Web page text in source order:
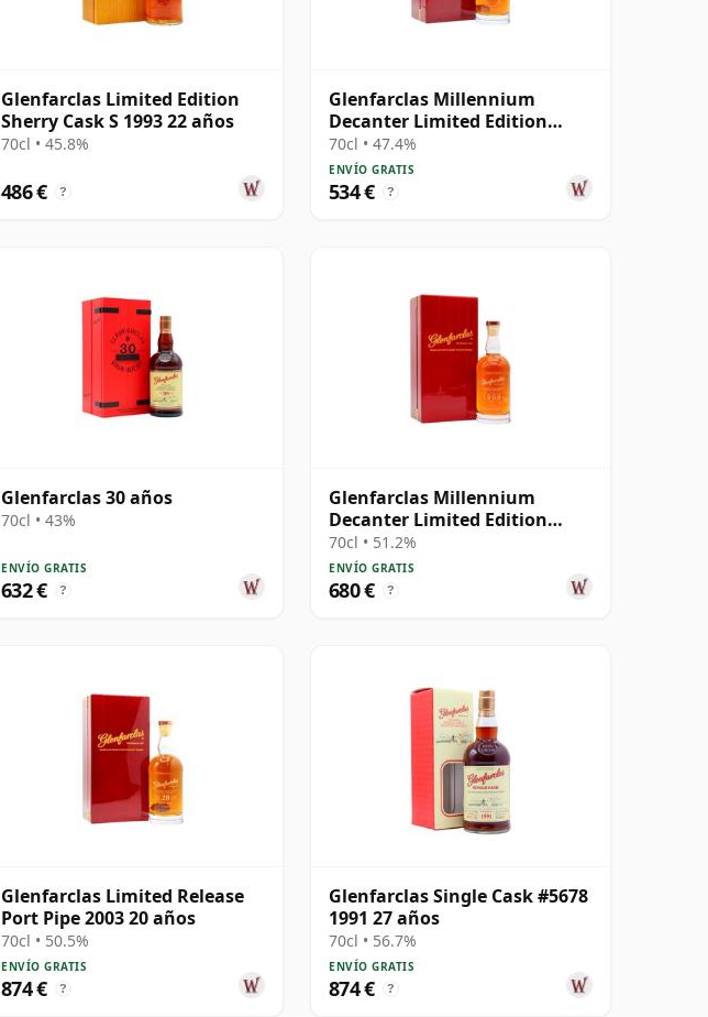
Glenfarclas Limited Edition
Sherry Cask S 1993 22 años
70cl • 45.8%
486 € ?
Glenfarclas Millennium
Decanter Limited Edition
Highland Singl 2000 24 años
70cl • 47.4%
ENVÍO GRATIS
534 € ?
Glenfarclas 30 años
70cl • 43%
ENVÍO GRATIS
632 € ?
Glenfarclas Millennium
Decanter Limited Edition
Highland Singl 1999 25 años
70cl • 51.2%
ENVÍO GRATIS
680 € ?
Glenfarclas Limited Release
Port Pipe 2003 20 años
70cl • 50.5%
ENVÍO GRATIS
874 € ?
Glenfarclas Single Cask #5678
1991 27 años
70cl • 56.7%
ENVÍO GRATIS
874 € ?